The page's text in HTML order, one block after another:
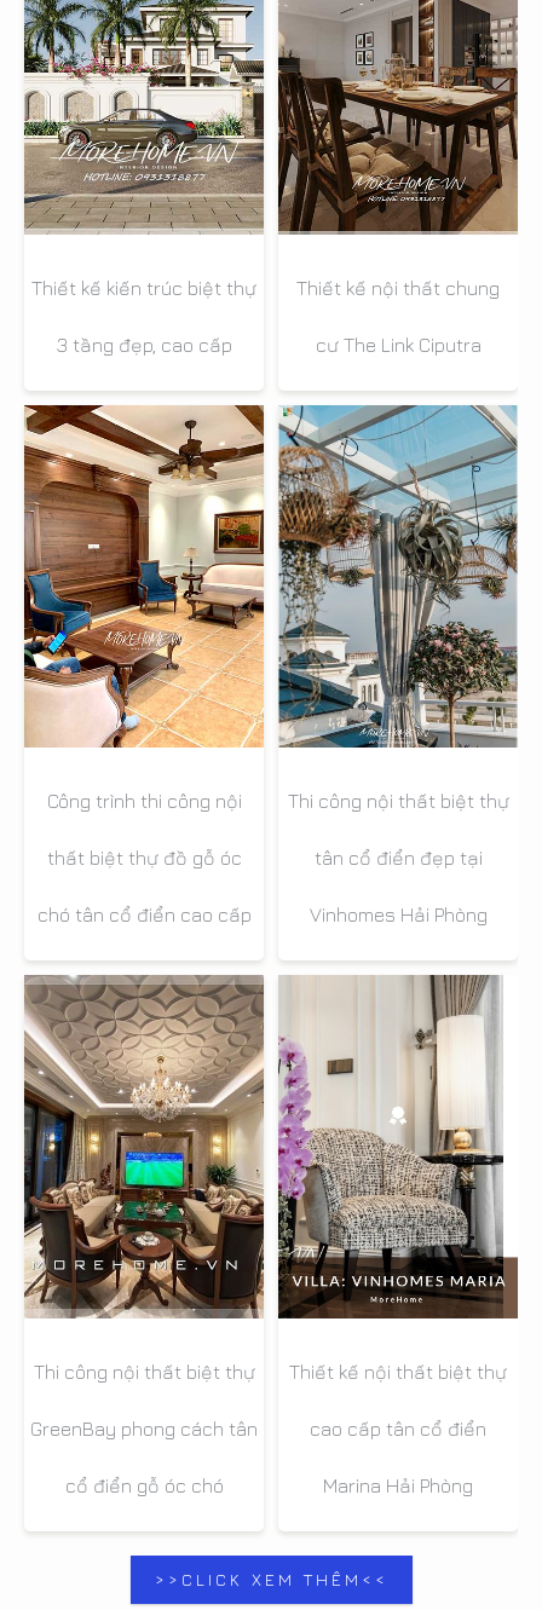
Thiết kế kiến trúc biệt thự
3 tầng đẹp, cao cấp
Thiết kế nội thất chung
cư The Link Ciputra
Công trình thi công nội
thất biệt thự đồ gỗ óc
chó tân cổ điển cao cấp
Thi công nội thất biệt thự
tân cổ điển đẹp tại
Vinhomes Hải Phòng
Thi công nội thất biệt thự
GreenBay phong cách tân
cổ điển gỗ óc chó
Thiết kế nội thất biệt thự
cao cấp tân cổ điển
Marina Hải Phòng
>>CLICK XEM THÊM<<